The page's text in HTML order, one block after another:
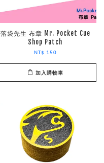
落袋先生 布章 Mr. Pocket Cue
Shop Patch
NT$ 150
加入購物車